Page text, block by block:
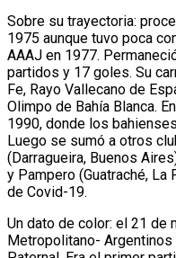
Sobre su trayectoria:
1975 aunque tuvo poca
AAAJ en 1977.
partidos y 17 goles. Su
Fe, Rayo Vallecano de
Olimpo de Bahía Blanca.
1990, donde los
Luego se sumó a otros
(Darragueira, Buenos
y Pampero (Guatraché, La
de Covid-19.
Un dato de color: el 21 de
Metropolitano- Argentinos